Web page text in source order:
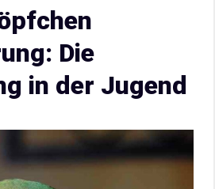
Die
in der Jugend